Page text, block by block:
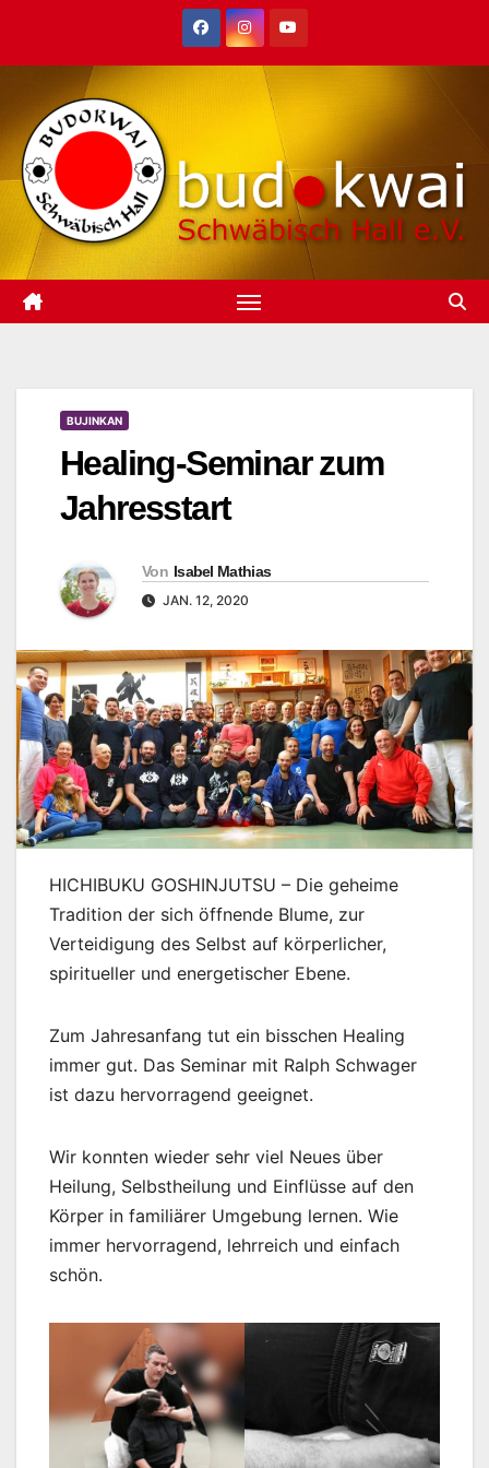
BUJINKAN
Healing-Seminar zum
Jahresstart
Von Isabel Mathias
JAN. 12, 2020
HICHIBUKU GOSHINJUTSU – Die geheime
Tradition der sich öffnende Blume, zur
Verteidigung des Selbst auf körperlicher,
spiritueller und energetischer Ebene.
Zum Jahresanfang tut ein bisschen Healing
immer gut. Das Seminar mit Ralph Schwager
ist dazu hervorragend geeignet.
Wir konnten wieder sehr viel Neues über
Heilung, Selbstheilung und Einflüsse auf den
Körper in familiärer Umgebung lernen. Wie
immer hervorragend, lehrreich und einfach
schön.